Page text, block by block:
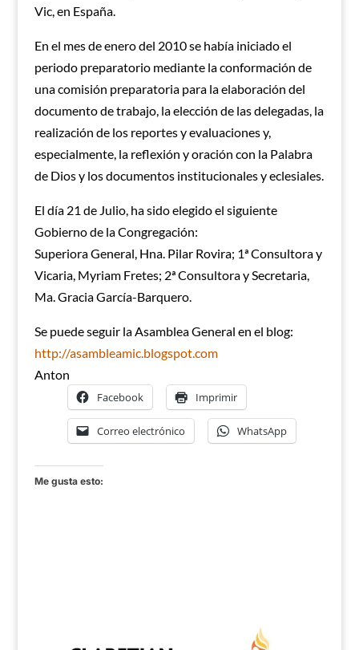
Vic, en España.
En el mes de enero del 2010 se había iniciado el
periodo preparatorio mediante la conformación de
una comisión preparatoria para la elaboración del
documento de trabajo, la elección de las delegadas, la
realización de los reportes y evaluaciones y,
especialmente, la reflexión y oración con la Palabra
de Dios y los documentos institucionales y eclesiales.
El día 21 de Julio, ha sido elegido el siguiente
Gobierno de la Congregación:
Superiora General, Hna. Pilar Rovira; 1ª Consultora y
Vicaria, Myriam Fretes; 2ª Consultora y Secretaria,
Ma. Gracia García-Barquero.
Se puede seguir la Asamblea General en el blog:
http://asambleamic.blogspot.com
Anton
Facebook Imprimir
Correo electrónico WhatsApp
Me gusta esto: